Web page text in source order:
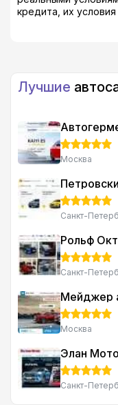
кредита, их
беспределом!
не сошел с ума!! за
Лучшие
Москва
Санкт-
Рольф
Санкт-
Мейджер
Москва
Элан
Санкт-